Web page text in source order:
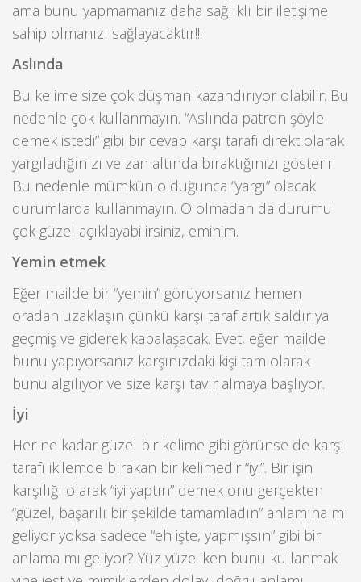
ama bunu yapmamanız daha sağlıklı bir iletişime
sahip olmanızı sağlayacaktır!!!
Aslında
Bu kelime size çok düşman kazandırıyor olabilir. Bu
nedenle çok kullanmayın. “Aslında patron şöyle
demek istedi” gibi bir cevap karşı tarafı direkt olarak
yargıladığınızı ve zan altında bıraktığınızı gösterir.
Bu nedenle mümkün olduğunca “yargı” olacak
durumlarda kullanmayın. O olmadan da durumu
çok güzel açıklayabilirsiniz, eminim.
Yemin etmek
Eğer mailde bir “yemin” görüyorsanız hemen
oradan uzaklaşın çünkü karşı taraf artık saldırıya
geçmiş ve giderek kabalaşacak. Evet, eğer mailde
bunu yapıyorsanız karşınızdaki kişi tam olarak
bunu algılıyor ve size karşı tavır almaya başlıyor.
İyi
Her ne kadar güzel bir kelime gibi görünse de karşı
tarafı ikilemde bırakan bir kelimedir “iyi”. Bir işin
karşılığı olarak “iyi yaptın” demek onu gerçekten
“güzel, başarılı bir şekilde tamamladın” anlamına mı
geliyor yoksa sadece “eh işte, yapmışsın” gibi bir
anlama mı geliyor? Yüz yüze iken bunu kullanmak